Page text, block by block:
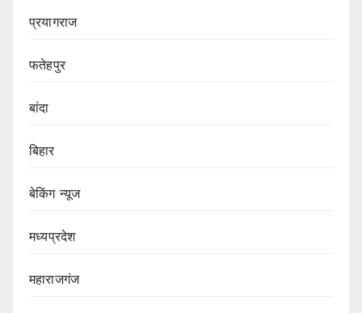
प्रयागराज
फतेहपुर
बांदा
बिहार
बेकिंग न्यूज
मध्यप्रदेश
महाराजगंज